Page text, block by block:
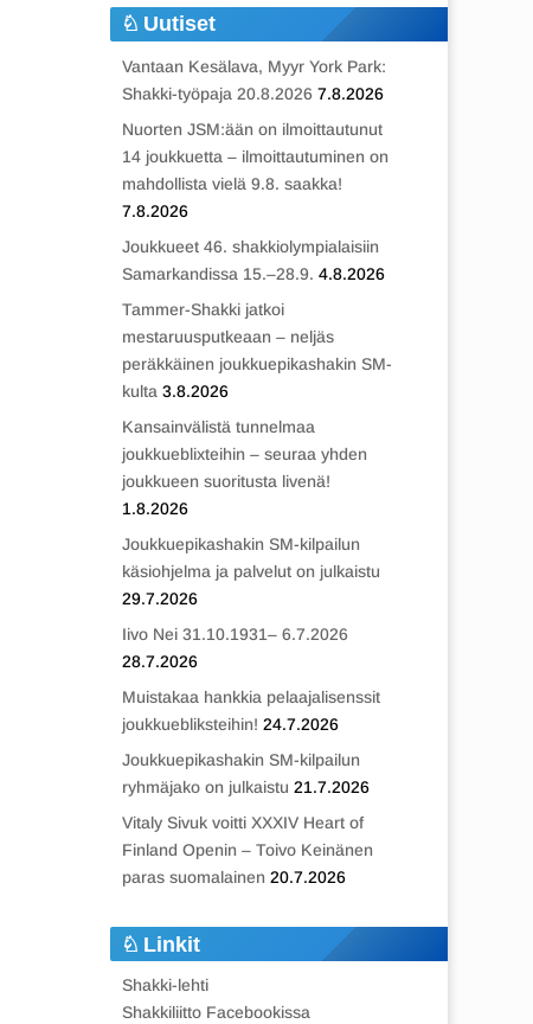
Uutiset
Vantaan Kesälava, Myyr York Park:
Shakki-työpaja 20.8.2026 7.8.2026
Nuorten JSM:ään on ilmoittautunut
14 joukkuetta – ilmoittautuminen on
mahdollista vielä 9.8. saakka!
7.8.2026
Joukkueet 46. shakkiolympialaisiin
Samarkandissa 15.–28.9. 4.8.2026
Tammer-Shakki jatkoi
mestaruusputkeaan – neljäs
peräkkäinen joukkuepikashakin SM-
kulta 3.8.2026
Kansainvälistä tunnelmaa
joukkueblixteihin – seuraa yhden
joukkueen suoritusta livenä!
1.8.2026
Joukkuepikashakin SM-kilpailun
käsiohjelma ja palvelut on julkaistu
29.7.2026
Iivo Nei 31.10.1931– 6.7.2026
28.7.2026
Muistakaa hankkia pelaajalisenssit
joukkuebliksteihin! 24.7.2026
Joukkuepikashakin SM-kilpailun
ryhmäjako on julkaistu 21.7.2026
Vitaly Sivuk voitti XXXIV Heart of
Finland Openin – Toivo Keinänen
paras suomalainen 20.7.2026
Linkit
Shakki-lehti
Shakkiliitto Facebookissa